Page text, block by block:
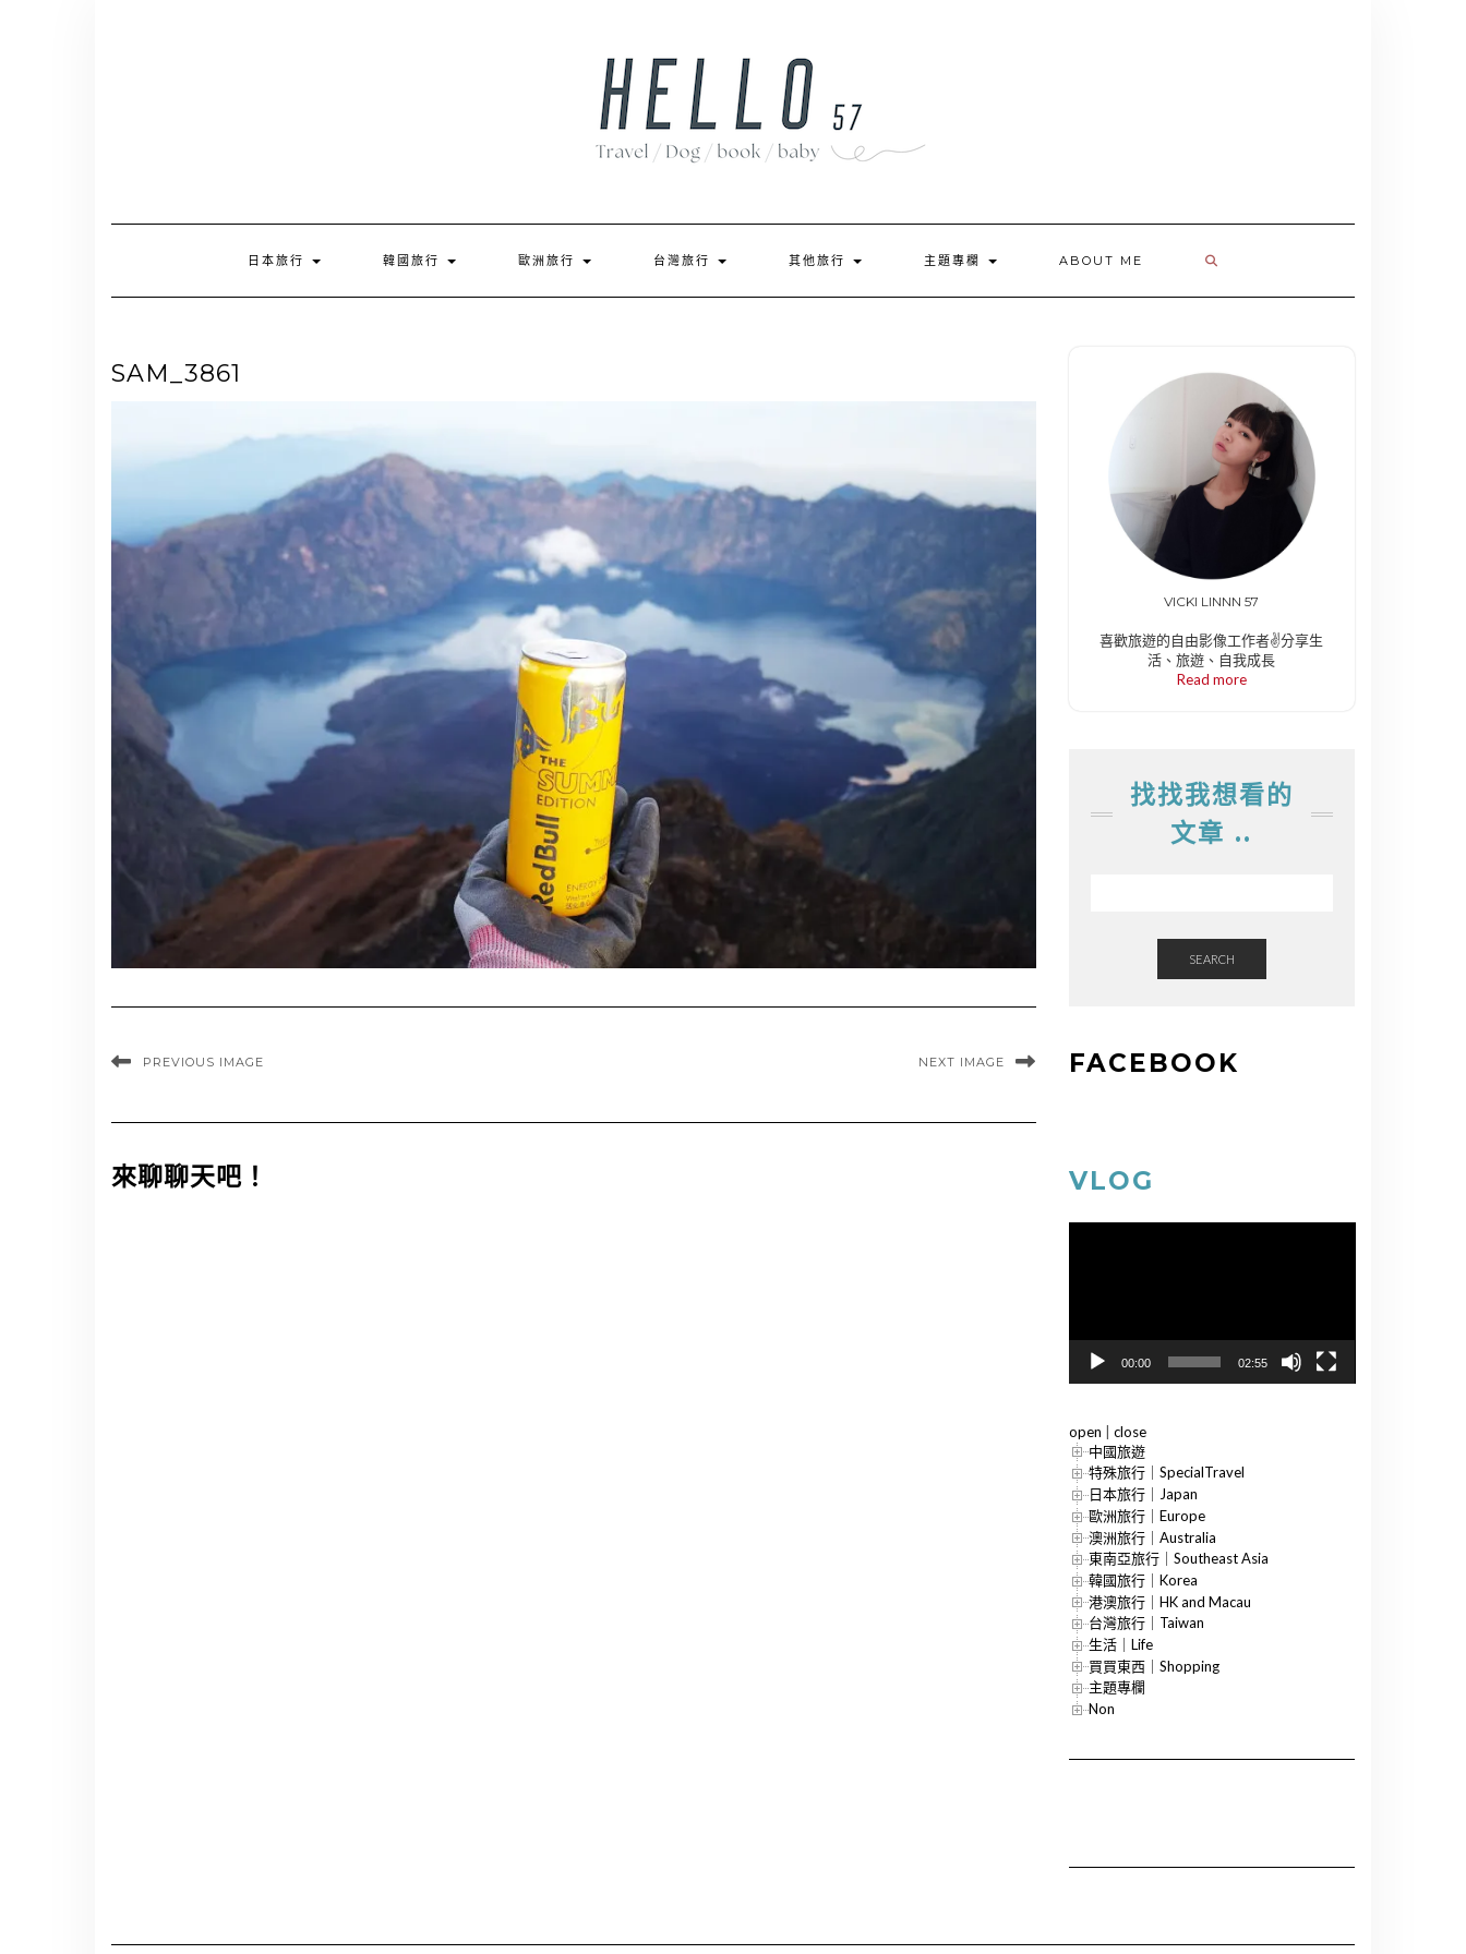
日本旅行 韓國旅行 歐洲旅行 台灣旅行 其他旅行 主題專欄 ABOUT ME
SAM_3861
PREVIOUS IMAGE NEXT IMAGE
來聊聊天吧！
VICKI LINNN 57
喜歡旅遊的自由影像工作者✌️分享生
活、旅遊、自我成長
Read more
找找我想看的
文章 ..
SEARCH
FACEBOOK
VLOG
00:00 02:55
open
close
中國旅遊
特殊旅行｜SpecialTravel
日本旅行｜Japan
歐洲旅行｜Europe
澳洲旅行｜Australia
東南亞旅行｜Southeast Asia
韓國旅行｜Korea
港澳旅行｜HK and Macau
台灣旅行｜Taiwan
生活｜Life
買買東西｜Shopping
主題專欄
Non